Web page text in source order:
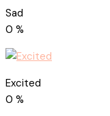
Sad
0 %
Excited
0 %